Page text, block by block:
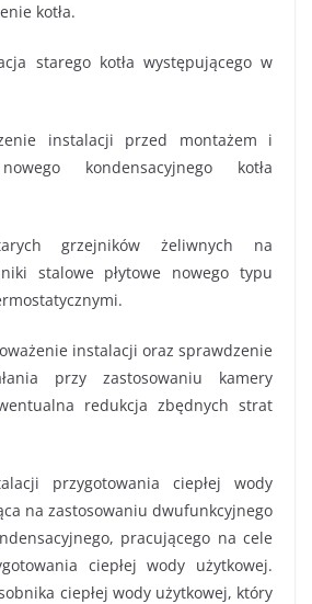
kotła.
starego kotła występującego w
instalacji przed montażem i
kondensacyjnego kotła
grzejników żeliwnych na
stalowe płytowe nowego typu
instalacji oraz sprawdzenie
przy zastosowaniu kamery
redukcja zbędnych strat
przygotowania ciepłej wody
na zastosowaniu dwufunkcyjnego
pracującego na cele
ciepłej wody użytkowej.
ciepłej wody użytkowej, który